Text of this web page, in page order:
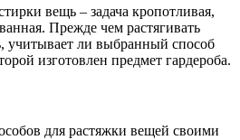
вещь – задача кропотливая,
Прежде чем растягивать
учитывает ли выбранный способ
изготовлен предмет гардероба.
для растяжки вещей своими